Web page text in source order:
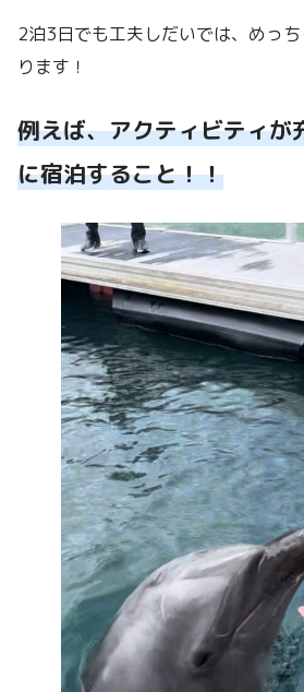
2泊3日でも工夫しだいでは、めっ
ります！
例えば、アクティビティが
に宿泊すること！！